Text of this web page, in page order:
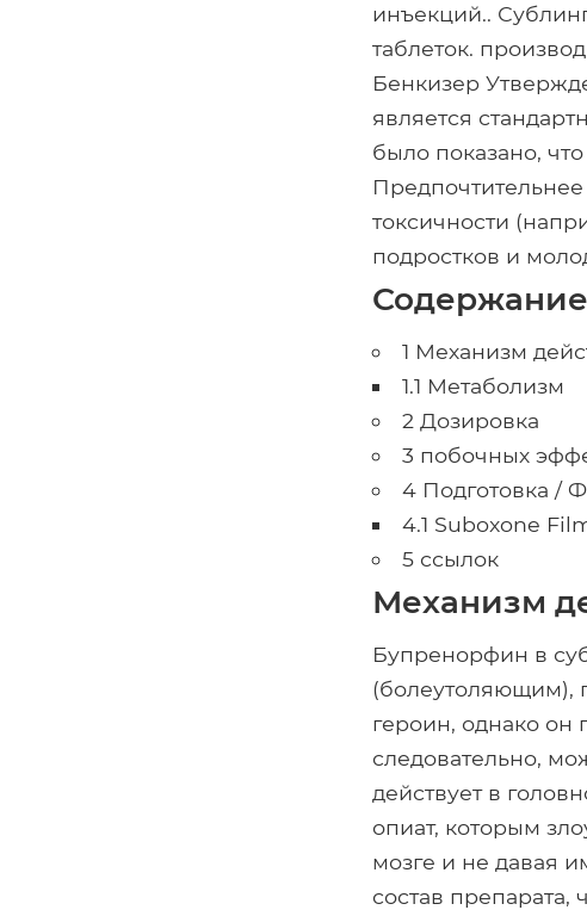
инъекций..
таблеток.
Бенкизер
является
было показано,
токсичности
подростков и
1 Механизм
1.1 Метаболизм
2 Дозировка
3 побочных
4 Подготовка /
4.1 Suboxone
5 ссылок
Механизм
Бупренорфин в
(болеутоляющим),
героин, однако он
следовательно,
действует в
опиат, которым
мозге и не давая
состав